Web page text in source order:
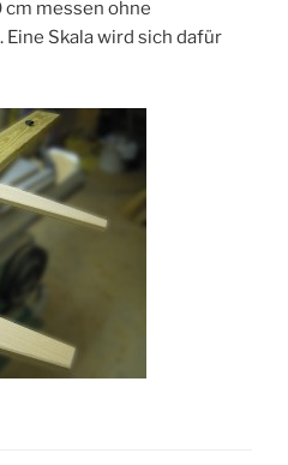
cm messen ohne
Skala wird sich dafür